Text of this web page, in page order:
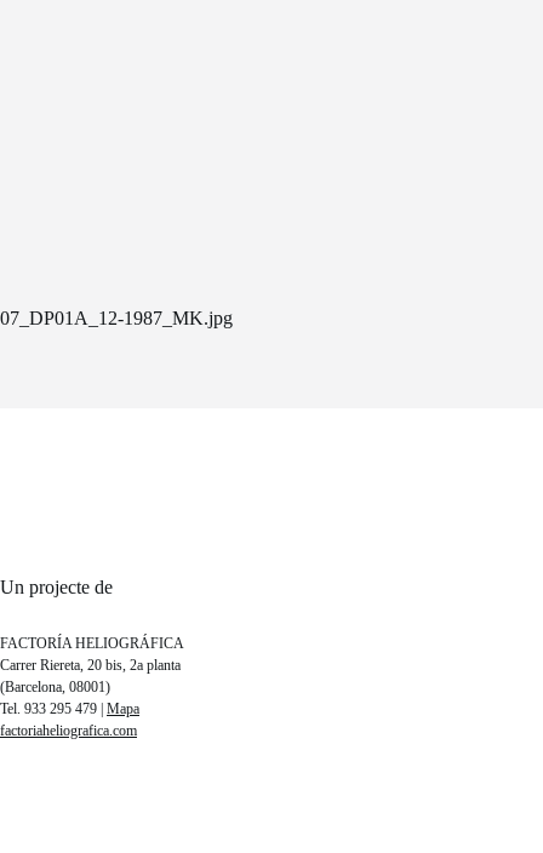
07_DP01A_12-1987_MK.jpg
Un projecte de
FACTORÍA HELIOGRÁFICA
Carrer Riereta, 20 bis, 2a planta
(Barcelona, 08001)
Tel. 933 295 479 | Mapa
factoriaheliografica.com